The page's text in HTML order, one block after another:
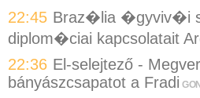
22:45 Braz�lia �gyviv�i
diplom�ciai kapcsolatait
22:36 El-selejtező -
bányászcsapatot a Fradi